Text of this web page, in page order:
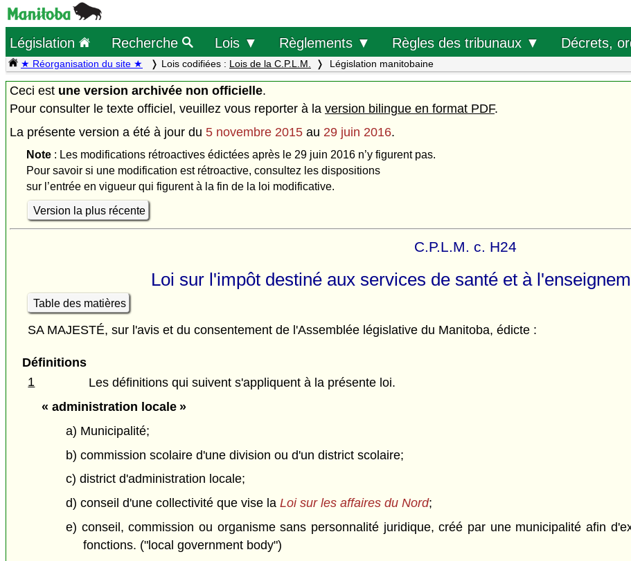
Législation Recherche Lois ▼ Règlements ▼ Règles des tribunaux ▼ Décrets,
★ Réorganisation du site ★ Lois codifiées : Lois de la C.P.L.M. Législation manitobaine
Ceci est une version archivée non officielle.
Pour consulter le texte officiel, veuillez vous reporter à la version bilingue en format PDF.
La présente version a été à jour du 5 novembre 2015 au 29 juin 2016.
Note: Les modifications rétroactives édictées après le 29 juin 2016 n’y figurent pas.
Pour savoir si une modification est rétroactive, consultez les dispositions
sur l’entrée en vigueur qui figurent à la fin de la loi modificative.
Version la plus récente
C.P.L.M. c. H24
Loi sur l'impôt destiné aux services de santé et à
Table des matières
SA MAJESTÉ, sur l'avis et du consentement de l'Assemblée législative du Manitoba, édicte :
Définitions
1
Les définitions qui suivent s'appliquent à la présente loi.
« administration locale »
a) Municipalité;
b) commission scolaire d'une division ou d'un district scolaire;
c) district d'administration locale;
d) conseil d'une collectivité que vise la Loi sur les affaires du Nord;
e) conseil, commission ou organisme sans personnalité juridique, créé par une municipalité afin
fonctions. ("local government body")